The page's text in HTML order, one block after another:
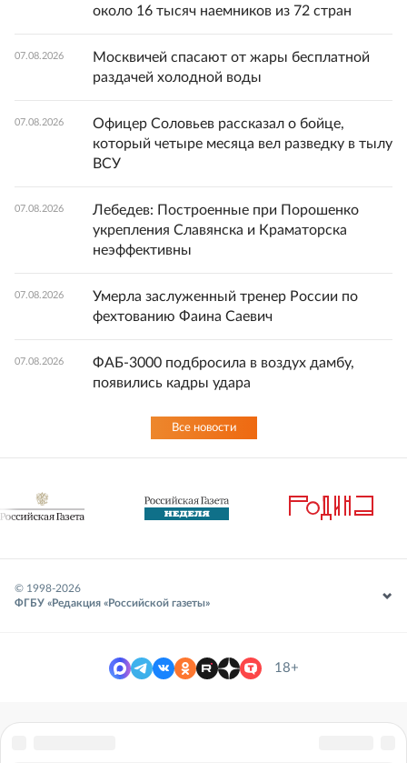
около 16 тысяч наемников из 72 стран
07.08.2026
Москвичей спасают от жары бесплатной
раздачей холодной воды
07.08.2026
Офицер Соловьев рассказал о бойце,
который четыре месяца вел разведку в тылу
ВСУ
07.08.2026
Лебедев: Построенные при Порошенко
укрепления Славянска и Краматорска
неэффективны
07.08.2026
Умерла заслуженный тренер России по
фехтованию Фаина Саевич
07.08.2026
ФАБ-3000 подбросила в воздух дамбу,
появились кадры удара
Все новости
© 1998-2026
ФГБУ «Редакция «Российской газеты»
18+